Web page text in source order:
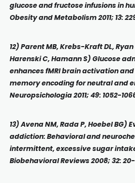
glucose and fructose infusions in
Obesity and Metabolism 2011; 13:
12) Parent MB, Krebs-Kraft DL, Ryan
Harenski C, Hamann S) Glucose
enhances fMRI brain activation
memory encoding for neutral and
Neuropsichologia 2011; 49: 1052-
13) Avena NM, Rada P, Hoebel BG)
addiction: Behavioral and
intermittent, excessive sugar
Biobehavioral Reviews 2008; 32: